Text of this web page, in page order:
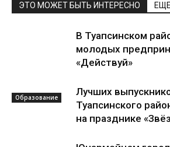
ЭТО МОЖЕТ БЫТЬ ИНТЕРЕСНО
Образование
В Туапсинском
молодых
«Действуй»
Лучших
Туапсинского
на празднике